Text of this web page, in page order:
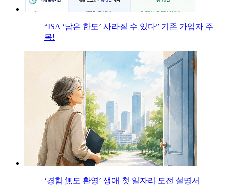
“ISA ‘남은 한도’ 사라질 수 있다” 기존 가입자 주
목!
‘경험 無도 환영’ 생애 첫 일자리 도전 설명서